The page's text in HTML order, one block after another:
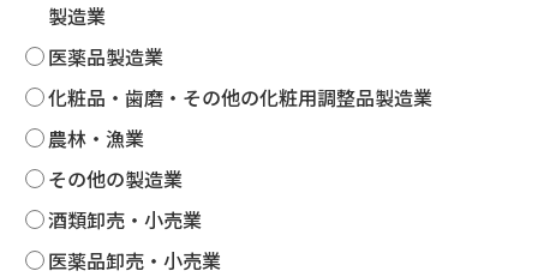
製造業
医薬品製造業
化粧品・歯磨・その他の化粧用調整品製造業
農林・漁業
その他の製造業
酒類卸売・小売業
医薬品卸売・小売業